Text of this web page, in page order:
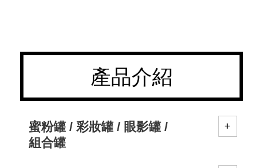
產品介紹
蜜粉罐 / 彩妝罐 / 眼影罐 /
組合罐